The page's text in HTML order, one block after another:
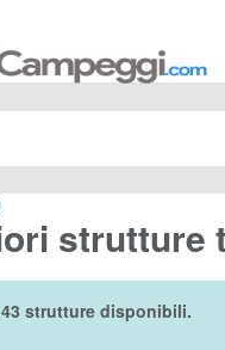
strutture
strutture disponibili.